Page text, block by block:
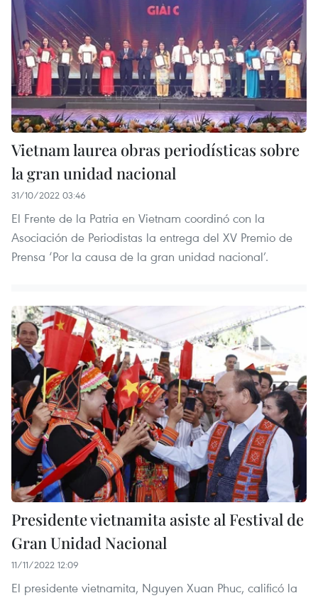
Vietnam laurea obras periodísticas sobre
la gran unidad nacional
31/10/2022 03:46
El Frente de la Patria en Vietnam coordinó con la
Asociación de Periodistas la entrega del XV Premio de
Prensa ‘Por la causa de la gran unidad nacional’.
Presidente vietnamita asiste al Festival de
Gran Unidad Nacional
11/11/2022 12:09
El presidente vietnamita, Nguyen Xuan Phuc, calificó la